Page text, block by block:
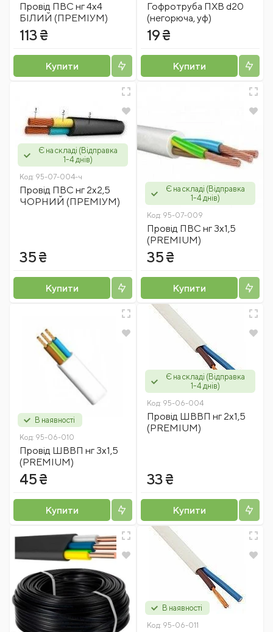
Провід ПВС нг 4х4
БІЛИЙ (ПРЕМІУМ)
113 ₴
Купити
Гофротруба ПХВ d20
(негорюча, уф)
19 ₴
Купити
Є на складі (Відправка
1-4 днів)
Код: 95-07-004-ч
Провід ПВС нг 2х2,5
ЧОРНИЙ (ПРЕМІУМ)
35 ₴
Купити
Є на складі (Відправка
1-4 днів)
Код: 95-07-009
Провід ПВС нг 3x1,5
(PREMIUM)
35 ₴
Купити
В наявності
Код: 95-06-010
Провід ШВВП нг 3x1,5
(PREMIUM)
45 ₴
Купити
Є на складі (Відправка
1-4 днів)
Код: 95-06-004
Провід ШВВП нг 2x1,5
(PREMIUM)
33 ₴
Купити
В наявності
Код: 95-06-011